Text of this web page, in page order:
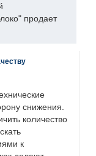
продает
снижения.
количество
к